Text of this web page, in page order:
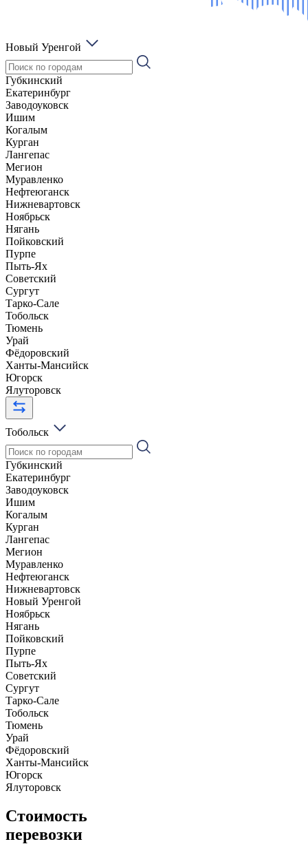
Новый Уренгой
Губкинский
Екатеринбург
Заводоуковск
Ишим
Когалым
Курган
Лангепас
Мегион
Муравленко
Нефтеюганск
Нижневартовск
Ноябрьск
Нягань
Пойковский
Пурпе
Пыть-Ях
Советский
Сургут
Тарко-Сале
Тобольск
Тюмень
Урай
Фёдоровский
Ханты-Мансийск
Югорск
Ялуторовск
Тобольск
Губкинский
Екатеринбург
Заводоуковск
Ишим
Когалым
Курган
Лангепас
Мегион
Муравленко
Нефтеюганск
Нижневартовск
Новый Уренгой
Ноябрьск
Нягань
Пойковский
Пурпе
Пыть-Ях
Советский
Сургут
Тарко-Сале
Тобольск
Тюмень
Урай
Фёдоровский
Ханты-Мансийск
Югорск
Ялуторовск
Стоимость
перевозки